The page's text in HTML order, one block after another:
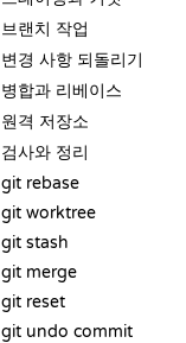
브랜치 작업
변경 사항 되돌리기
병합과 리베이스
원격 저장소
검사와 정리
git rebase
git worktree
git stash
git merge
git reset
git undo commit